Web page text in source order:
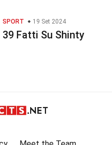
SPORT 19 Set 2024
39 Fatti Su Shinty